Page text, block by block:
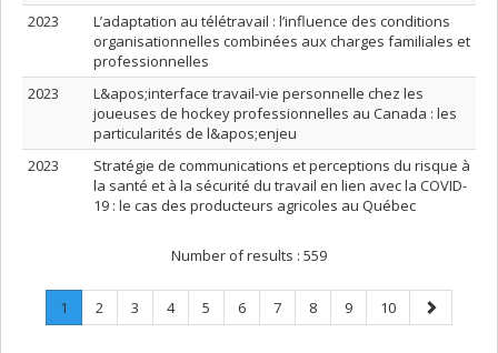
2023
L’adaptation au télétravail : l’influence des conditions
organisationnelles combinées aux charges familiales et
professionnelles
2023
L&apos;interface travail-vie personnelle chez les
joueuses de hockey professionnelles au Canada : les
particularités de l&apos;enjeu
2023
Stratégie de communications et perceptions du risque à
la santé et à la sécurité du travail en lien avec la COVID-
19 : le cas des producteurs agricoles au Québec
Number of results : 559
Page
1
Current
Page
2 Page
3 Page
4 Page
5 Page
6 Page
7 Page
8 Page
9 Page
10
Next
page